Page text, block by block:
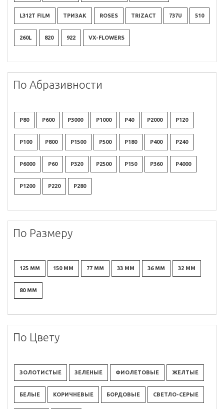
L312T FILM ТРИЗАК ROSES TRIZACT 737U 510
260L 820 922 VX-FLOWERS
По Абразивности
P80 P600 P3000 P1000 P40 P2000 P120
P100 P800 P1500 P500 P180 P400 P240
P6000 P60 P320 P2500 P150 P360 P4000
P1200 P220 P280
По Размеру
125 ММ 150 ММ 77 ММ 33 ММ 36 ММ 32 ММ
80 ММ
По Цвету
ЗОЛОТИСТЫЕ ЗЕЛЕНЫЕ ФИОЛЕТОВЫЕ ЖЕЛТЫЕ
БЕЛЫЕ КОРИЧНЕВЫЕ БОРДОВЫЕ СВЕТЛО-СЕРЫЕ